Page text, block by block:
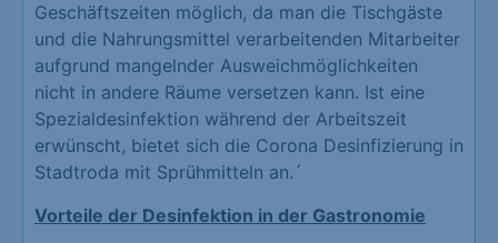
Geschäftszeiten möglich, da man die Tischgäste
und die Nahrungsmittel verarbeitenden Mitarbeiter
aufgrund mangelnder Ausweichmöglichkeiten
nicht in andere Räume versetzen kann. Ist eine
Spezialdesinfektion während der Arbeitszeit
erwünscht, bietet sich die Corona Desinfizierung in
Stadtroda mit Sprühmitteln an.´
Vorteile der Desinfektion in der Gastronomie